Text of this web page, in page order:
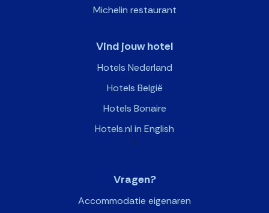
Michelin restaurant
Vind jouw hotel
Hotels Nederland
Hotels België
Hotels Bonaire
Hotels.nl in English
>
Vragen?
Accommodatie eigenaren